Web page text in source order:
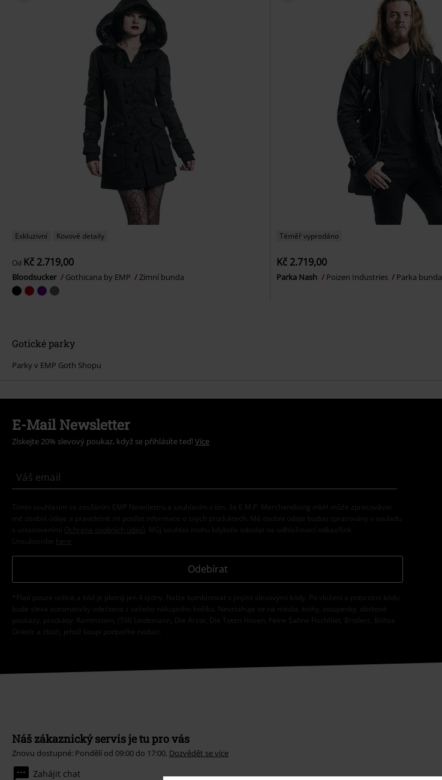
Exkluzivní Kovové detaily
Od Kč 2.719,00
Bloodsucker Gothicana by EMP Zimní bunda
Téměř vyprodáno
Kč 2.719,00
Parka Nash Poizen Industries Parka bunda
Gotické parky
Parky v EMP Goth Shopu
E-Mail Newsletter
Získejte 20% slevový poukaz, když se přihlásíte teď! Více
Tímto souhlasím se zasíláním EMP Newslettru a souhlasím s tím, že E.M.P. Merchandising mbH může zpracovávat
mé osobní údaje a pravidelně mi posílat informace o svých produktech. Mé osobní údaje budou zpracovány v souladu
s ustanoveními
Ochrana osobních údajů . Můj souhlas mohu kdykoliv odvolat na odhlašovací odkaz/link.
Unsubscribe here
Odebírat
*Platí pouze online a kód je platný jen 4 týdny. Nelze kombinovat s jinými slevovými kódy. Po vložení a potvrzení kódu
bude sleva automaticky odečtena z vašeho nákupního košíku. Nevztahuje se na média, knihy, vstupenky, dárkové
poukazy, produkty: Rammstein, (Till) Lindemann, Die Ärzte, Die Toten Hosen, Feine Sahne Fischfilet, Broilers, Böhse
Onkelz a zboží, jehož koupí podpoříte nadaci.
Náš zákaznický servis je tu pro vás
Znovu dostupné: Pondělí od 09:00 do 17:00. Dozvědět se více
Zahájit chat